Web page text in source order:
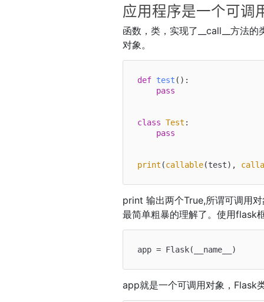
应用程序是一个可调
函数，类，实现了__call__方法
对象。
def test ():
pass
class Test :
pass
print (callable(test),
print 输出两个True,所谓可调用
最简单粗暴的理解了。使用flask
app就是一个可调用对象，Flask